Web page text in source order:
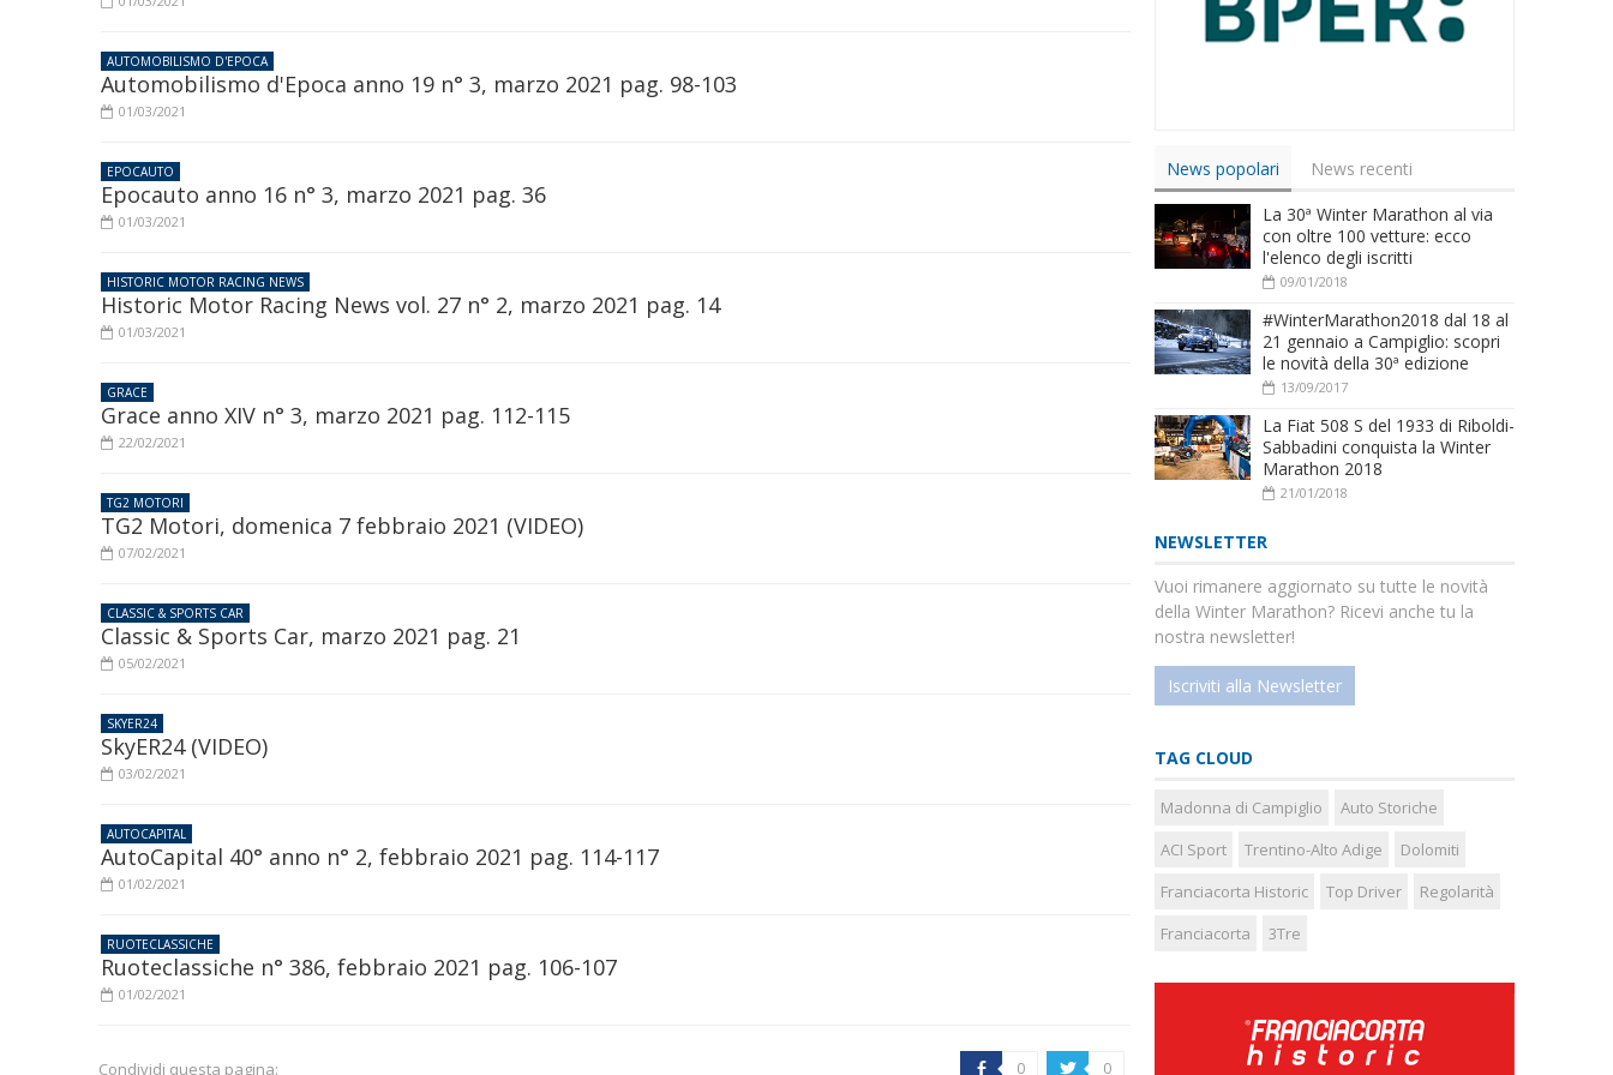
AUTOMOBILISMO D'EPOCA
Automobilismo d'Epoca anno 19 n° 3, marzo 2021 pag. 98-103
01/03/2021
EPOCAUTO
Epocauto anno 16 n° 3, marzo 2021 pag. 36
01/03/2021
HISTORIC MOTOR RACING NEWS
Historic Motor Racing News vol. 27 n° 2, marzo 2021 pag. 14
01/03/2021
GRACE
Grace anno XIV n° 3, marzo 2021 pag. 112-115
22/02/2021
TG2 MOTORI
TG2 Motori, domenica 7 febbraio 2021 (VIDEO)
07/02/2021
CLASSIC & SPORTS CAR
Classic & Sports Car, marzo 2021 pag. 21
05/02/2021
SKYER24
SkyER24 (VIDEO)
03/02/2021
AUTOCAPITAL
AutoCapital 40° anno n° 2, febbraio 2021 pag. 114-117
01/02/2021
RUOTECLASSICHE
Ruoteclassiche n° 386, febbraio 2021 pag. 106-107
01/02/2021
Condividi questa pagina: b 0 a 0
News popolari
News recenti
La 30ª Winter Marathon al via
con oltre 100 vetture: ecco
l'elenco degli iscritti
09/01/2018
#WinterMarathon2018 dal 18 al
21 gennaio a Campiglio: scopri
le novità della 30ª edizione
13/09/2017
La Fiat 508 S del 1933 di Riboldi-
Sabbadini conquista la Winter
Marathon 2018
21/01/2018
NEWSLETTER
Vuoi rimanere aggiornato su tutte le novità
della Winter Marathon? Ricevi anche tu la
nostra newsletter!
Iscriviti alla Newsletter
TAG CLOUD
Madonna di Campiglio
Auto Storiche
ACI Sport
Trentino-Alto Adige
Dolomiti
Franciacorta Historic
Top Driver
Regolarità
Franciacorta
3Tre